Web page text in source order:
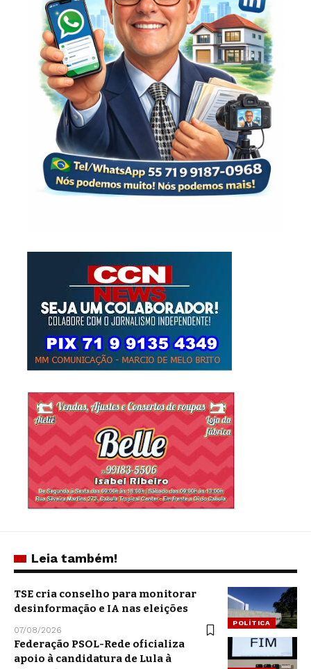
Leia também!
POLÍTICA
TSE cria conselho para monitorar
desinformação e IA nas eleições
07/08/2026
Federação PSOL-Rede oficializa
apoio à candidatura de Lula à